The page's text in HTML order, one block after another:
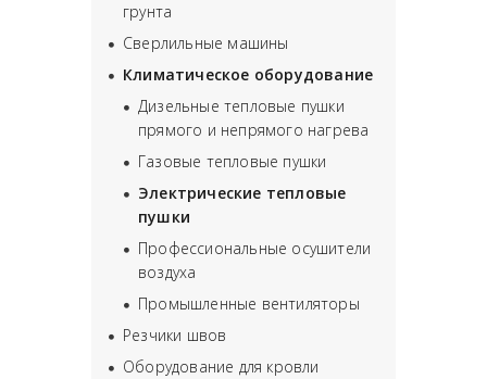
грунта
Сверлильные машины
Климатическое оборудование
Дизельные тепловые пушки
прямого и непрямого нагрева
Газовые тепловые пушки
Электрические тепловые
пушки
Профессиональные осушители
воздуха
Промышленные вентиляторы
Резчики швов
Оборудование для кровли